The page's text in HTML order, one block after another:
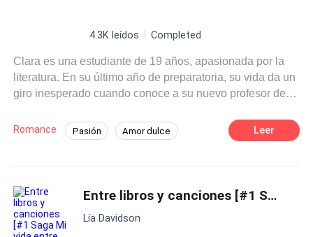
4.3K leídos Completed
Clara es una estudiante de 19 años, apasionada por la
literatura. En su último año de preparatoria, su vida da un
giro inesperado cuando conoce a su nuevo profesor de
talentoso que despierta en ella una admiración profunda.
A medida que las clases avanzan Clara se siente cada
Romance Pasión Amor dulce
Primer Amor
Leer
Entre libros y canciones [#1 Saga Mi vida entre idols] e
Lía Davidson